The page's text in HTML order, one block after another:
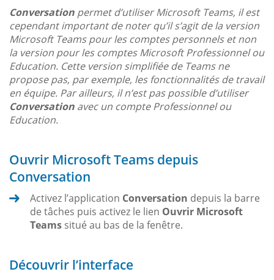
Conversation permet d’utiliser Microsoft Teams, il est
cependant important de noter qu’il s’agit de la version
Microsoft Teams pour les comptes personnels et non
la version pour les comptes Microsoft Professionnel ou
Education. Cette version simplifiée de Teams ne
propose pas, par exemple, les fonctionnalités de travail
en équipe. Par ailleurs, il n’est pas possible d’utiliser
Conversation avec un compte Professionnel ou
Education.
Ouvrir Microsoft Teams depuis
Conversation
Activez l’application Conversation depuis la barre
de tâches puis activez le lien Ouvrir Microsoft
Teams situé au bas de la fenêtre.
Découvrir l’interface